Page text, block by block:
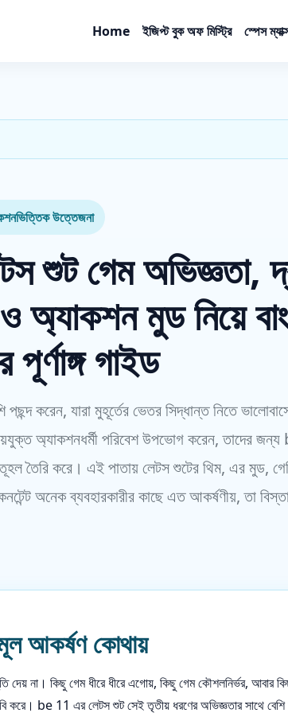
Home ইজিপ্ট বুক অফ মিস্ট্রি স্পেস
উত্তেজনা
শুট গেম অভিজ্ঞতা,
অ্যাকশন মুড নিয়ে
পূর্ণাঙ্গ গাইড
পছন্দ করেন, যারা মুহূর্তের ভেতর সিদ্ধান্ত নিতে
অ্যাকশনধর্মী পরিবেশ উপভোগ করেন, তাদের
তৈরি করে। এই পাতায় লেটস শুটের থিম, এর মুড,
অনেক ব্যবহারকারীর কাছে এত আকর্ষণীয়, তা
আকর্ষণ কোথায়
না। কিছু গেম ধীরে ধীরে এগোয়, কিছু গেম কৌশলনির্ভর, আবার
করে। be 11 এর লেটস শুট সেই তৃতীয় ধরণের অভিজ্ঞতার সাথে